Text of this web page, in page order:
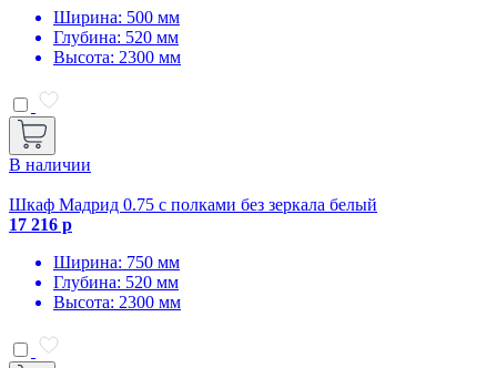
Ширина: 500 мм
Глубина: 520 мм
Высота: 2300 мм
В наличии
Шкаф Мадрид 0.75 с полками без зеркала белый
17 216 р
Ширина: 750 мм
Глубина: 520 мм
Высота: 2300 мм